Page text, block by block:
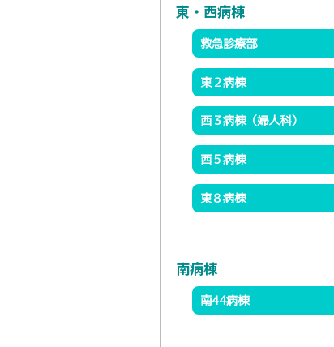
東・西病棟
救急診療部
東２病棟
西３病棟（婦人科）
西５病棟
東８病棟
南病棟
南44病棟